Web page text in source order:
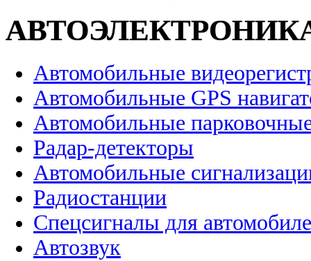
Автомобильные
Автомобильные GPS
Автомобильные
Радар-детекторы
Автомобильные
Радиостанции
Спецсигналы для
Автозвук